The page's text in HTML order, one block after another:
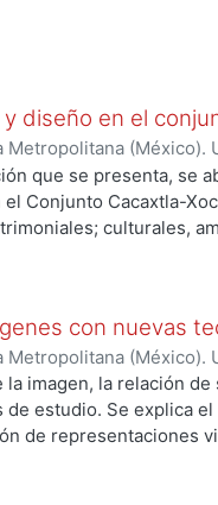
y diseño en el
(México).
,2011-04)Ocejo
que se presenta, se
Conjunto Cacaxtla-
culturales,
Las diferentes
diseño como
el territorio y los
se concibe a ésta
definen
interpretación de los
con nuevas
(México).
,2001-07)GUZMAN
la imagen, la relación
estudio. Se explica
de representaciones